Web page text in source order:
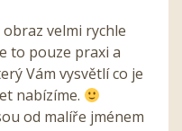
obraz velmi rychle
to pouze praxi a
Vám vysvětlí co je
nabízíme.
od malíře jménem